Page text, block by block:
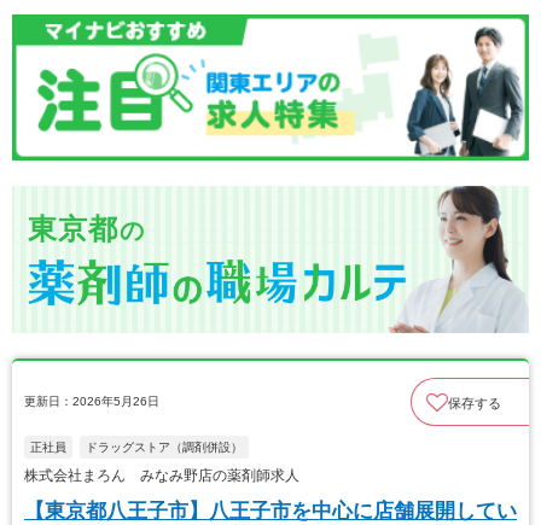
東京都の
更新日：2026年5月26日 保存する
正社員 ドラッグストア（調剤併設）
株式会社まろん みなみ野店の薬剤師求人
【東京都八王子市】八王子市を中心に店舗展開してい